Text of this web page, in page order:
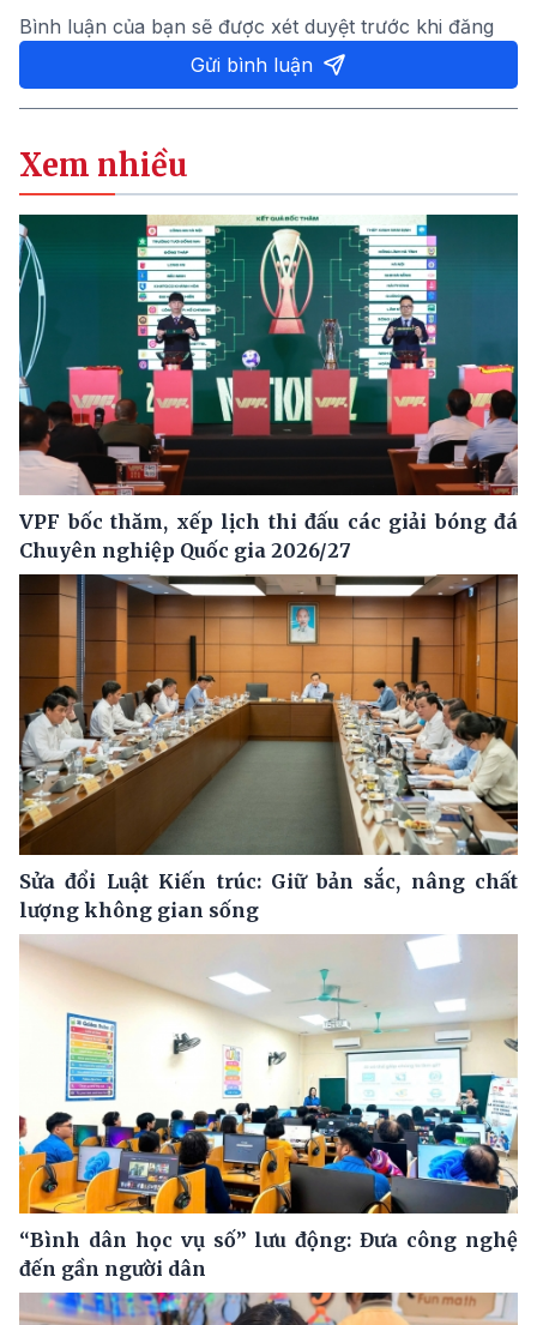
Bình luận của bạn sẽ được xét duyệt trước khi đăng
Gửi bình luận
Xem nhiều
VPF bốc thăm, xếp lịch thi đấu các giải bóng đá
Chuyên nghiệp Quốc gia 2026/27
Sửa đổi Luật Kiến trúc: Giữ bản sắc, nâng chất
lượng không gian sống
“Bình dân học vụ số” lưu động: Đưa công nghệ
đến gần người dân